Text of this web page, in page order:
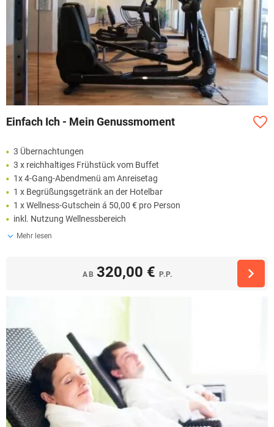
Einfach Ich - Mein Genussmoment
3 Übernachtungen
3 x reichhaltiges Frühstück vom Buffet
1x 4-Gang-Abendmenü am Anreisetag
1 x Begrüßungsgetränk an der Hotelbar
1 x Wellness-Gutschein á 50,00 € pro Person
inkl. Nutzung Wellnessbereich
Mehr lesen
AB 320,00 € P.P.